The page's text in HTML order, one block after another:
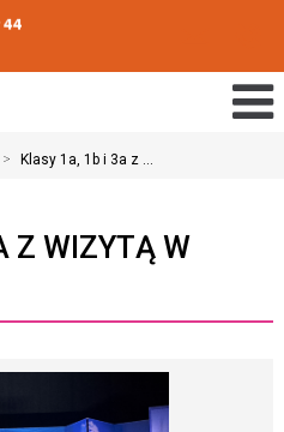
> Klasy 1a, 1b i 3a z ...
Z WIZYTĄ W